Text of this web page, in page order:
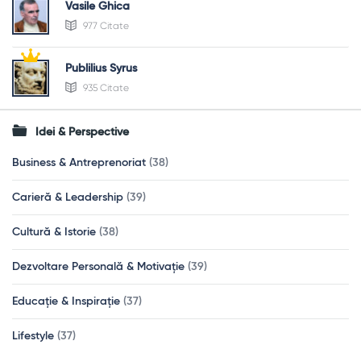
Vasile Ghica
977 Citate
Publilius Syrus
935 Citate
Idei & Perspective
Business & Antreprenoriat (38)
Carieră & Leadership (39)
Cultură & Istorie (38)
Dezvoltare Personală & Motivație (39)
Educație & Inspirație (37)
Lifestyle (37)